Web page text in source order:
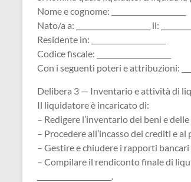
Nome e cognome: _____________________
Nato/a a: _____________________ il:
Residente in: _____________________
Codice fiscale: _____________________
Con i seguenti poteri e attribuzioni:
Delibera 3 — Inventario e attività di
Il liquidatore è incaricato di:
– Redigere l’inventario dei beni e delle
– Procedere all’incasso dei crediti e
– Gestire e chiudere i rapporti
– Compilare il rendiconto finale di
_____________________.